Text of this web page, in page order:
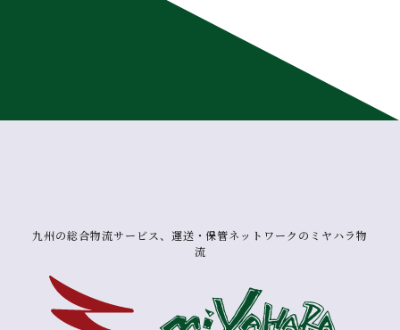
九州の総合物流サービス、運送・保管ネットワークのミヤハラ物
流